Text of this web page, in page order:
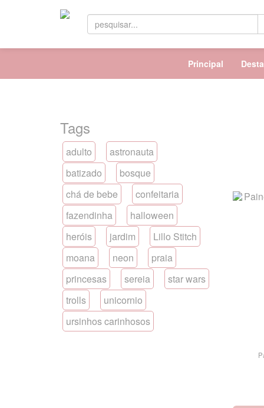
Principal
Tags
adulto
astronauta
batizado
bosque
chá de bebe
confeitaria
fazendinha
halloween
heróis
jardim
Lillo Stitch
moana
neon
praia
princesas
sereia
star wars
trolls
unicornio
ursinhos carinhosos